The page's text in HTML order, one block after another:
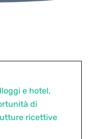
e hotel,
di
ricettive